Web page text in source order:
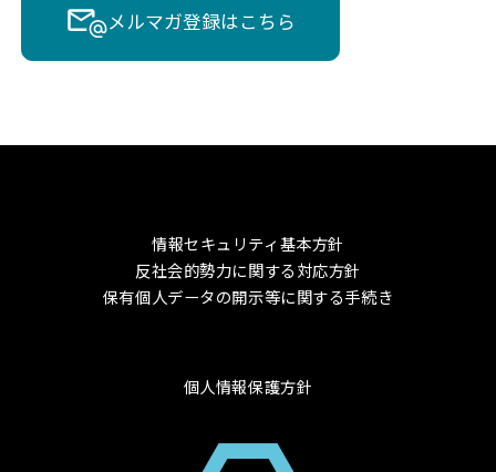
メルマガ登録はこちら
情報セキュリティ基本方針
反社会的勢力に関する対応方針
保有個人データの開示等に関する手続き
個人情報保護方針